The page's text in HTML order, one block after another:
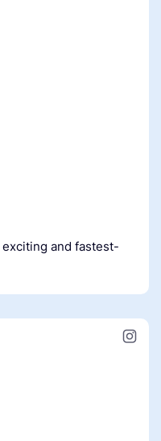
and fastest-